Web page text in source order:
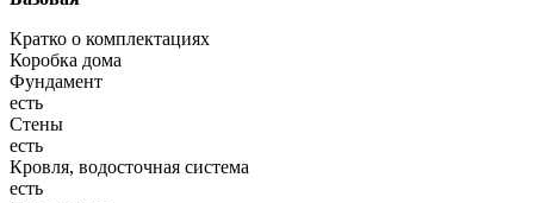
Кратко о комплектациях
Коробка дома
Фундамент
есть
Стены
есть
Кровля, водосточная система
есть